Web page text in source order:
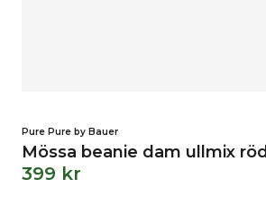
Pure Pure by Bauer
Mössa beanie dam ullmix röd
399 kr